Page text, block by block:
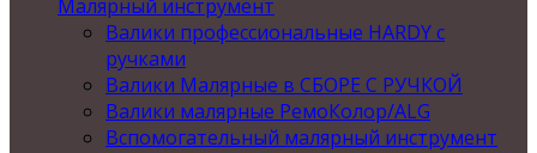
Малярный инструмент
Валики профессиональные HARDY с
ручками
Валики Малярные в СБОРЕ С РУЧКОЙ
Валики малярные РемоКолор/ALG
Вспомогательный малярный инструмент